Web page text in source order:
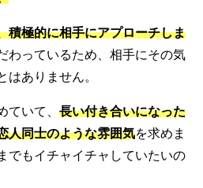
積極的に相手にアプローチしま
わっているため、相手にその気
はありません。
ていて、 長い付き合いになった
人同士のような雰囲気を求めま
でもイチャイチャしていたいの